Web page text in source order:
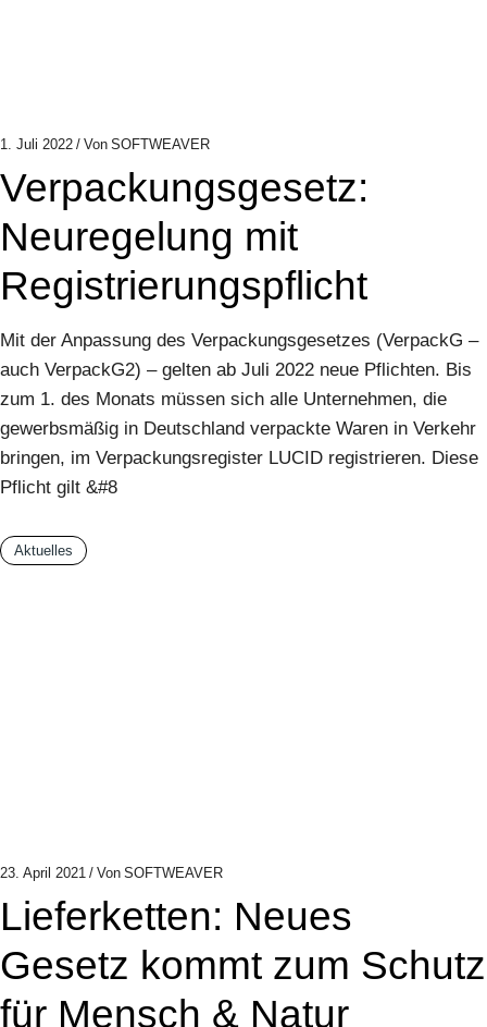
1. Juli 2022 Von SOFTWEAVER
Verpackungsgesetz:
Neuregelung mit
Registrierungspflicht
Mit der Anpassung des Verpackungsgesetzes (VerpackG –
auch VerpackG2) – gelten ab Juli 2022 neue Pflichten. Bis
zum 1. des Monats müssen sich alle Unternehmen, die
gewerbsmäßig in Deutschland verpackte Waren in Verkehr
bringen, im Verpackungsregister LUCID registrieren. Diese
Pflicht gilt &#8
Aktuelles
23. April 2021 Von SOFTWEAVER
Lieferketten: Neues
Gesetz kommt zum Schutz
für Mensch & Natur